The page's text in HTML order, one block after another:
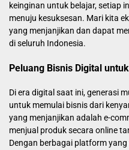
keinginan untuk belajar, setiap
menuju kesuksesan. Mari kita
yang menjanjikan dan dapat
di seluruh Indonesia.
Peluang Bisnis Digital
Di era digital saat ini, generasi
untuk memulai bisnis dari
yang menjanjikan adalah e-
menjual produk secara online
Dengan berbagai platform